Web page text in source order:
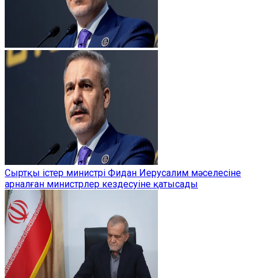
Сыртқы істер министрі Фидан Иерусалим мәселесіне
арналған министрлер кездесуіне қатысады